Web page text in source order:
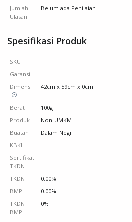
Jumlah
Ulasan
Belum ada Penilaian
Spesifikasi Produk
SKU
Garansi
-
Dimensi
42cm x 59cm x 0cm
Berat
100g
Produk
Non-UMKM
Buatan
Dalam Negri
KBKI
-
Sertifikat
TKDN
TKDN
0.00%
BMP
0.00%
TKDN +
BMP
0%